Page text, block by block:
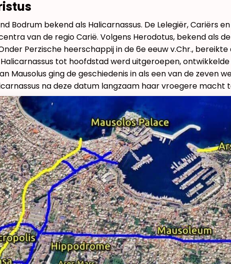
Bodrum bekend als Halicarnassus. De Lelegiër, Cariërs
van de regio Carië. Volgens Herodotus, bekend als
Perzische heerschappij in de 6e eeuw v.Chr.,
Halicarnassus tot hoofdstad werd uitgeroepen,
Mausolus ging de geschiedenis in als een van de zeven
na deze datum langzaam haar vroegere macht